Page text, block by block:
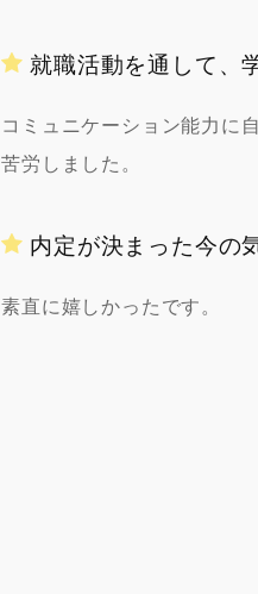
就職活動を通して、
コミュニケーション能力に
苦労しました。
内定が決まった今の
素直に嬉しかったです。